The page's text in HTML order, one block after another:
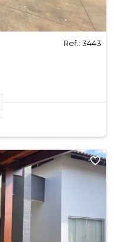
Ref.: 3443